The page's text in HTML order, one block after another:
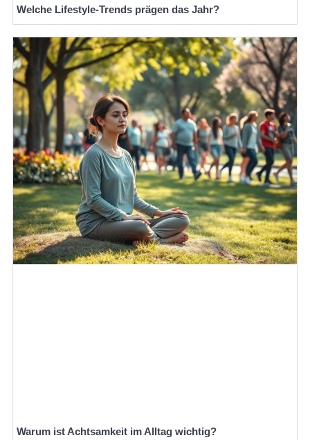
Welche Lifestyle-Trends prägen das Jahr?
Warum ist Achtsamkeit im Alltag wichtig?